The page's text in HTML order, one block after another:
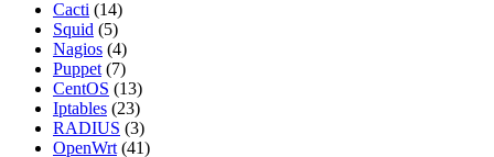
Cacti (14)
Squid (5)
Nagios (4)
Puppet (7)
CentOS (13)
Iptables (23)
RADIUS (3)
OpenWrt (41)